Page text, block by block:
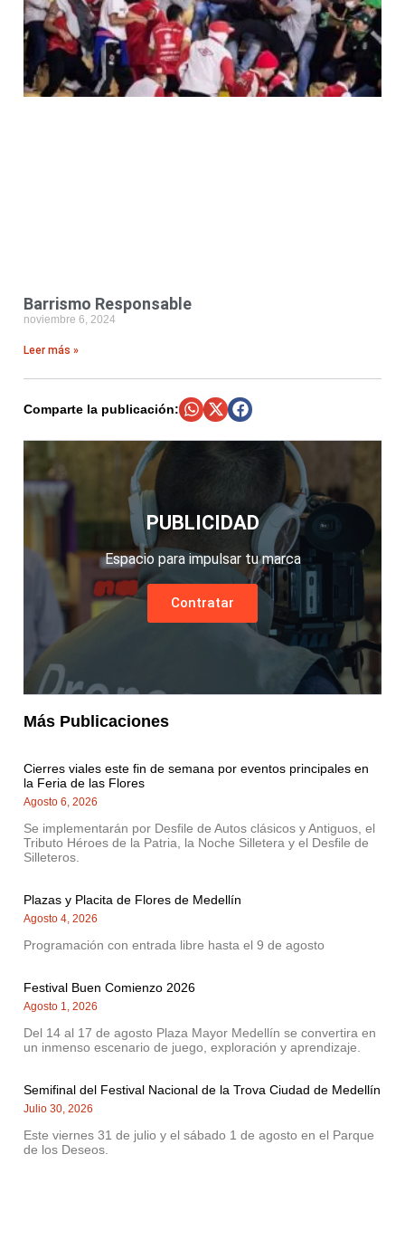
Barrismo Responsable
noviembre 6, 2024
Leer más »
Comparte la publicación:
PUBLICIDAD
Espacio para impulsar tu marca
Contratar
Más Publicaciones
Cierres viales este fin de semana por eventos principales en
la Feria de las Flores
Agosto 6, 2026
Se implementarán por Desfile de Autos clásicos y Antiguos, el
Tributo Héroes de la Patria, la Noche Silletera y el Desfile de
Silleteros.
Plazas y Placita de Flores de Medellín
Agosto 4, 2026
Programación con entrada libre hasta el 9 de agosto
Festival Buen Comienzo 2026
Agosto 1, 2026
Del 14 al 17 de agosto Plaza Mayor Medellín se convertira en
un inmenso escenario de juego, exploración y aprendizaje.
Semifinal del Festival Nacional de la Trova Ciudad de Medellín
Julio 30, 2026
Este viernes 31 de julio y el sábado 1 de agosto en el Parque
de los Deseos.